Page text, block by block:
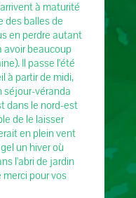
à maturité
des balles de
en perdre autant
avoir beaucoup
Il passe l'été
à partir de midi,
séjour-véranda
dans le nord-est
de le laisser
en plein vent
un hiver où
l'abri de jardin
pour vos